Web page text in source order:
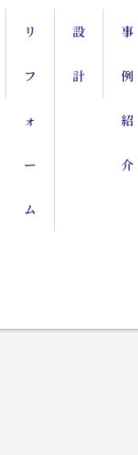
リ
フ
ォ
ー
ム
設
計
事
例
紹
介